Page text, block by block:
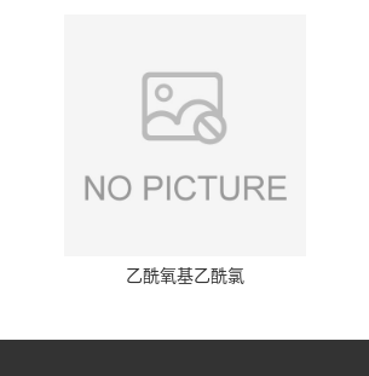
乙酰氧基乙酰氯